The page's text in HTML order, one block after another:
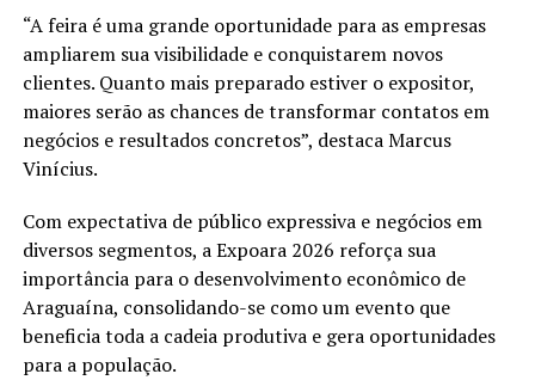
“A feira é uma grande oportunidade para as empresas
ampliarem sua visibilidade e conquistarem novos
clientes. Quanto mais preparado estiver o expositor,
maiores serão as chances de transformar contatos em
negócios e resultados concretos”, destaca Marcus
Vinícius.
Com expectativa de público expressiva e negócios em
diversos segmentos, a Expoara 2026 reforça sua
importância para o desenvolvimento econômico de
Araguaína, consolidando-se como um evento que
beneficia toda a cadeia produtiva e gera oportunidades
para a população.